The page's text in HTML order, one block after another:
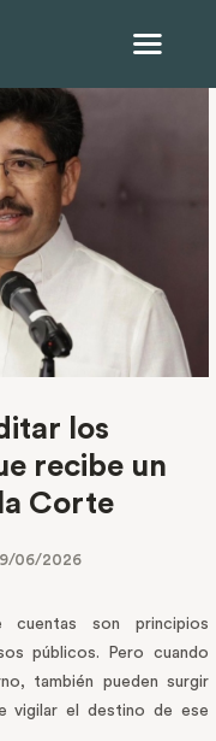
los
recibe un
Corte
06/2026
cuentas son principios
públicos. Pero cuando
también pueden surgir
vigilar el destino de ese